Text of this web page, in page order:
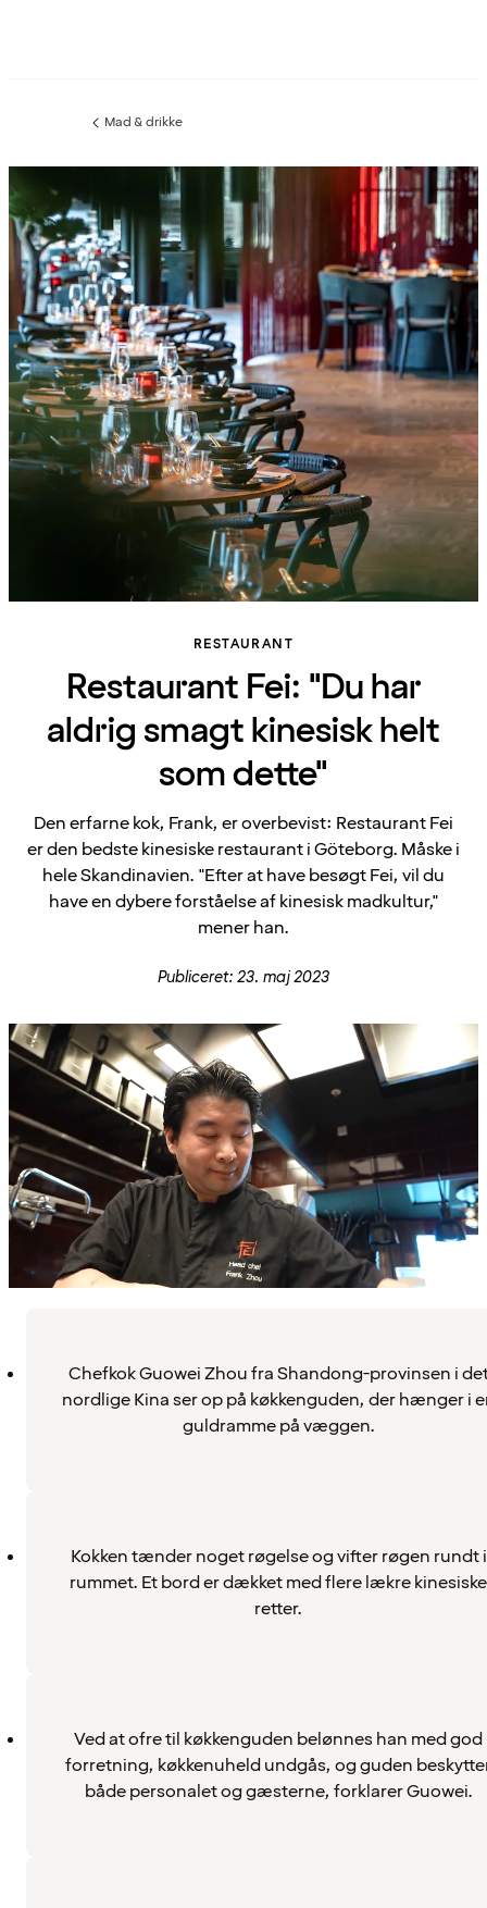
Forrige
:
Mad & drikke
RESTAURANT
Restaurant Fei: "Du har
aldrig smagt kinesisk helt
som dette"
Den erfarne kok, Frank, er overbevist: Restaurant Fei
er den bedste kinesiske restaurant i Göteborg. Måske i
hele Skandinavien. "Efter at have besøgt Fei, vil du
have en dybere forståelse af kinesisk madkultur,"
mener han.
Publiceret: 23. maj 2023
Chefkok Guowei Zhou fra Shandong-provinsen i
nordlige Kina ser op på køkkenguden, der hænger i
guldramme på væggen.
Kokken tænder noget røgelse og vifter røgen rundt i
rummet. Et bord er dækket med flere lækre kinesiske
retter.
Ved at ofre til køkkenguden belønnes han med god
forretning, køkkenuheld undgås, og guden
både personalet og gæsterne, forklarer Guowei.